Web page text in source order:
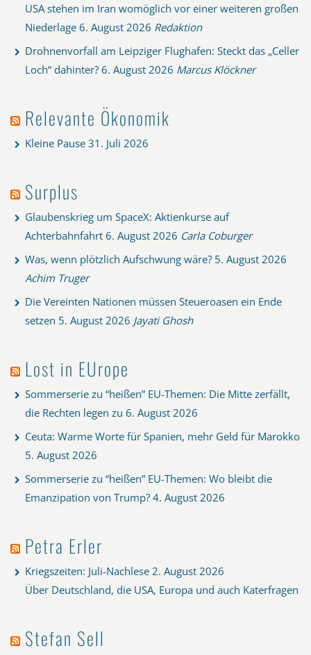
USA stehen im Iran womöglich vor einer weiteren großen
Niederlage 6. August 2026 Redaktion
Drohnenvorfall am Leipziger Flughafen: Steckt das „Celler
Loch“ dahinter? 6. August 2026 Marcus Klöckner
Relevante Ökonomik
Kleine Pause 31. Juli 2026
Surplus
Glaubenskrieg um SpaceX: Aktienkurse auf
Achterbahnfahrt 6. August 2026 Carla Coburger
Was, wenn plötzlich Aufschwung wäre? 5. August 2026
Achim Truger
Die Vereinten Nationen müssen Steueroasen ein Ende
setzen 5. August 2026 Jayati Ghosh
Lost in EUrope
Sommerserie zu “heißen” EU-Themen: Die Mitte zerfällt,
die Rechten legen zu 6. August 2026
Ceuta: Warme Worte für Spanien, mehr Geld für Marokko
5. August 2026
Sommerserie zu “heißen” EU-Themen: Wo bleibt die
Emanzipation von Trump? 4. August 2026
Petra Erler
Kriegszeiten: Juli-Nachlese 2. August 2026
Über Deutschland, die USA, Europa und auch Katerfragen
Stefan Sell